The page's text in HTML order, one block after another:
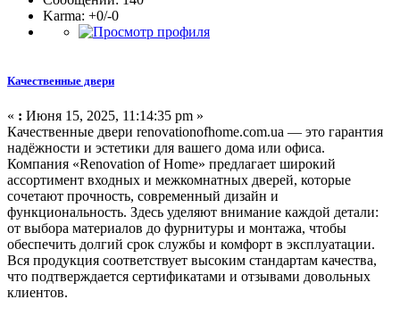
Karma: +0/-0
Качественные двери
« : Июня 15, 2025, 11:14:35 pm »
Качественные двери renovationofhome.com.ua — это гарантия
надёжности и эстетики для вашего дома или офиса.
Компания «Renovation of Home» предлагает широкий
ассортимент входных и межкомнатных дверей, которые
сочетают прочность, современный дизайн и
функциональность. Здесь уделяют внимание каждой детали:
от выбора материалов до фурнитуры и монтажа, чтобы
обеспечить долгий срок службы и комфорт в эксплуатации.
Вся продукция соответствует высоким стандартам качества,
что подтверждается сертификатами и отзывами довольных
клиентов.